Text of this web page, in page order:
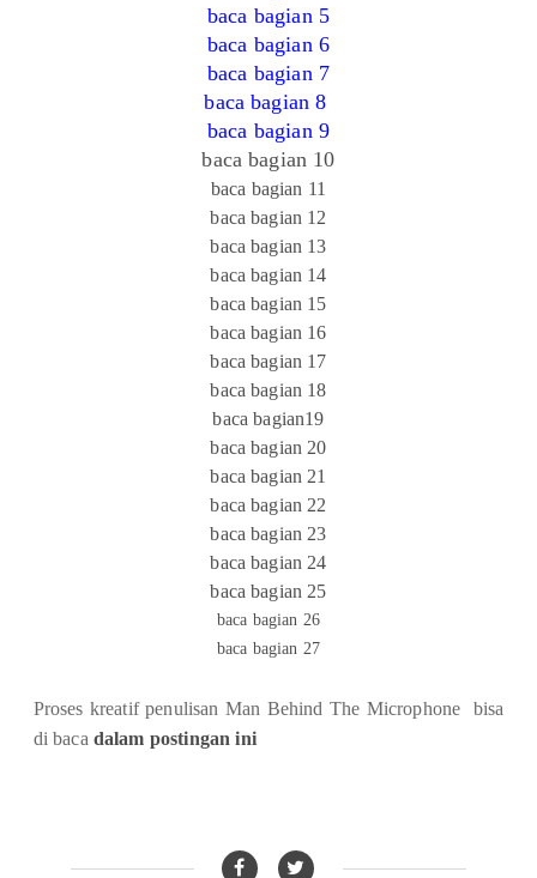
baca bagian 5
baca bagian 6
baca bagian 7
baca bagian 8
baca bagian 9
baca bagian 10
baca bagian 11
baca bagian 12
baca bagian 13
baca bagian 14
baca bagian 15
baca bagian 16
baca bagian 17
baca bagian 18
baca bagian19
baca bagian 20
baca bagian 21
baca bagian 22
baca bagian 23
baca bagian 24
baca bagian 25
baca bagian 26
baca bagian 27
Proses kreatif penulisan Man Behind The Microphone bisa
di baca dalam postingan ini